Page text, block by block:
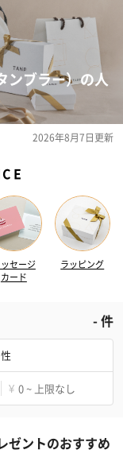
ンブラー）の人
2026年8月7日更新
セージ
カード
ラッピング
-件
¥ 0 ~ 上限なし
ゼントのおすすめ